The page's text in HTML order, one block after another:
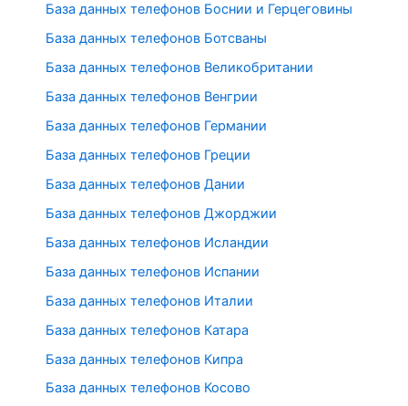
База данных телефонов Боснии и Герцеговины
База данных телефонов Ботсваны
База данных телефонов Великобритании
База данных телефонов Венгрии
База данных телефонов Германии
База данных телефонов Греции
База данных телефонов Дании
База данных телефонов Джорджии
База данных телефонов Исландии
База данных телефонов Испании
База данных телефонов Италии
База данных телефонов Катара
База данных телефонов Кипра
База данных телефонов Косово